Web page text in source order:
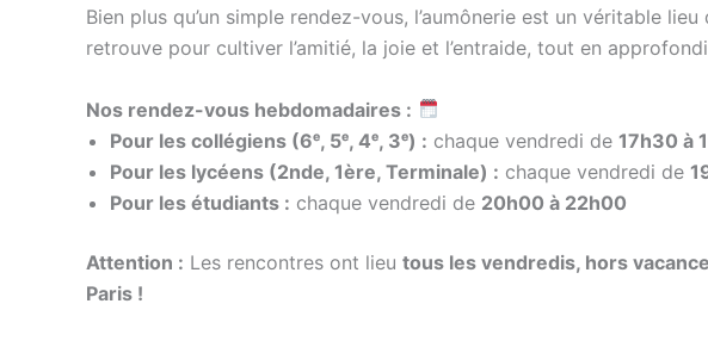
Bien plus qu’un simple rendez-vous, l’aumônerie est un véritable
retrouve pour cultiver l’amitié, la joie et l’entraide, tout en
Nos rendez-vous hebdomadaires :
Pour les collégiens (6ᵉ, 5ᵉ, 4ᵉ, 3ᵉ) : chaque vendredi de 17h30 à
Pour les lycéens (2nde, 1ère, Terminale) : chaque vendredi de
Pour les étudiants : chaque vendredi de 20h00 à 22h00
Attention : Les rencontres ont lieu tous les vendredis, hors
Paris !